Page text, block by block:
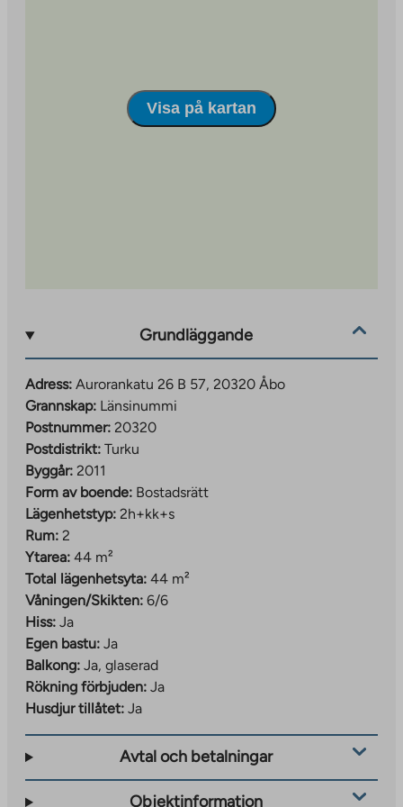
Visa på kartan
Grundläggande
Adress: Aurorankatu 26 B 57, 20320 Åbo
Grannskap: Länsinummi
Postnummer: 20320
Postdistrikt: Turku
Byggår: 2011
Form av boende: Bostadsrätt
Lägenhetstyp: 2h+kk+s
Rum: 2
Ytarea: 44 m²
Total lägenhetsyta: 44 m²
Våningen/Skikten: 6/6
Hiss: Ja
Egen bastu: Ja
Balkong: Ja, glaserad
Rökning förbjuden: Ja
Husdjur tillåtet: Ja
Avtal och betalningar
Objektinformation